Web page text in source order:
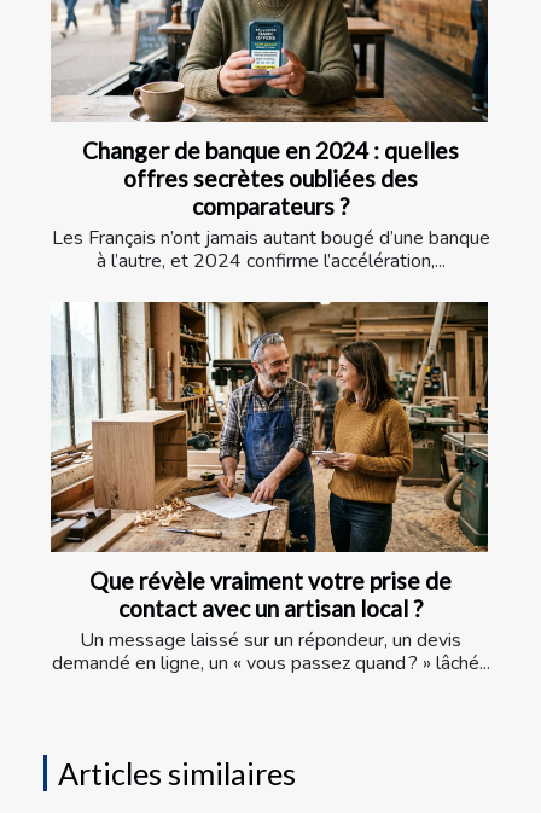
Changer de banque en 2024 : quelles
offres secrètes oubliées des
comparateurs ?
Les Français n’ont jamais autant bougé d’une banque
à l’autre, et 2024 confirme l’accélération,...
Que révèle vraiment votre prise de
contact avec un artisan local ?
Un message laissé sur un répondeur, un devis
demandé en ligne, un « vous passez quand ? » lâché...
Articles similaires